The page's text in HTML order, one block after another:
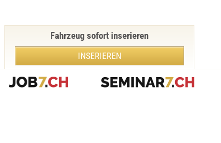
Fahrzeug sofort inserieren
INSERIEREN